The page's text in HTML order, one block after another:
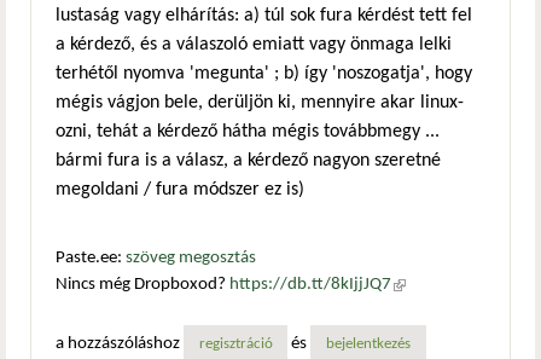
lustaság vagy elhárítás: a) túl sok fura kérdést tett fel
a kérdező, és a válaszoló emiatt vagy önmaga lelki
terhétől nyomva 'megunta' ; b) így 'noszogatja', hogy
mégis vágjon bele, derüljön ki, mennyire akar linux-
ozni, tehát a kérdező hátha mégis továbbmegy ...
bármi fura is a válasz, a kérdező nagyon szeretné
megoldani / fura módszer ez is)
Paste.ee: szöveg megosztás
Nincs még Dropboxod? https://db.tt/8kIjjJQ7 (külső
a hozzászóláshoz
regisztráció és bejelentkezés